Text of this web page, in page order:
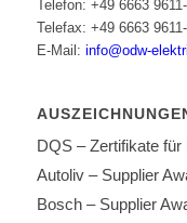
Telefon: +49 6663
Telefax: +49 6663
E-Mail: info@odw-
DQS – Zertifikate
Autoliv – Supplier
Bosch – Supplier